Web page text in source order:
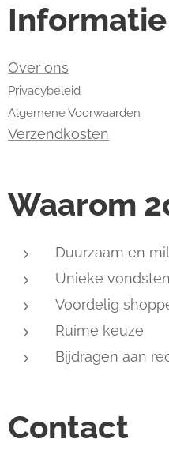
Informatie
Over ons
Privacybeleid
Algemene Voorwaarden
Verzendkosten
Waarom
Duurzaam en
Unieke vondsten
Voordelig
Ruime keuze
Bijdragen aan
Contact